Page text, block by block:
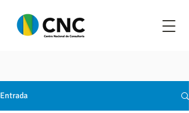
Entrada